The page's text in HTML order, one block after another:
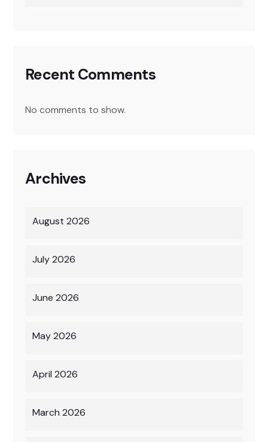
Recent Comments
No comments to show.
Archives
August 2026
July 2026
June 2026
May 2026
April 2026
March 2026